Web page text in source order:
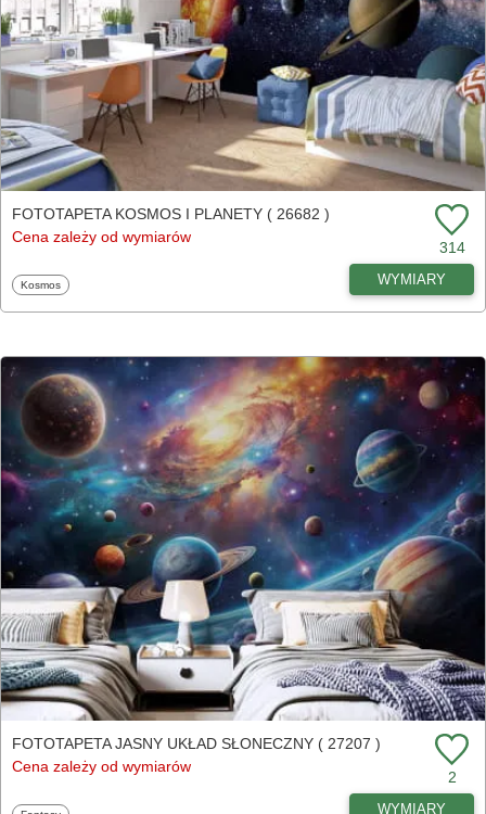
FOTOTAPETA KOSMOS I PLANETY ( 26682 )
Cena zależy od wymiarów
314
Fototapety
Kosmos WYMIARY
FOTOTAPETA JASNY UKŁAD SŁONECZNY ( 27207 )
Cena zależy od wymiarów
2
WYMIARY